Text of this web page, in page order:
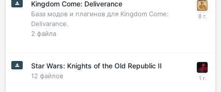
Kingdom Come: Deliverance
База модов и плагинов для Kingdom Come:
Delivarance.
2 файла
Star Wars: Knights of the Old Republic II
12 файлов